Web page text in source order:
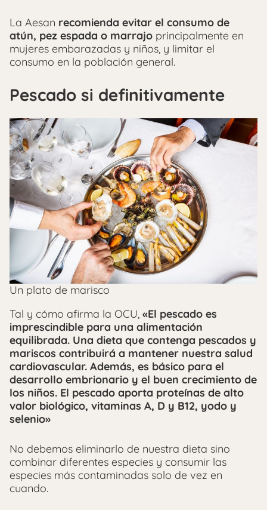
La Aesan recomienda evitar el consumo de
atún, pez espada o marrajo principalmente en
mujeres embarazadas y niños, y limitar el
consumo en la población general.
Pescado si definitivamente
Un plato de marisco
Tal y cómo afirma la OCU, «El pescado es
imprescindible para una alimentación
equilibrada. Una dieta que contenga pescados y
mariscos contribuirá a mantener nuestra salud
cardiovascular. Además, es básico para el
desarrollo embrionario y el buen crecimiento de
los niños. El pescado aporta proteínas de alto
valor biológico, vitaminas A, D y B12, yodo y
selenio»
No debemos eliminarlo de nuestra dieta sino
combinar diferentes especies y consumir las
especies más contaminadas solo de vez en
cuando.